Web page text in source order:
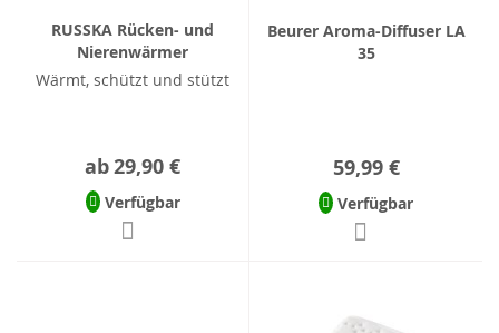
RUSSKA Rücken- und
Nierenwärmer
Wärmt, schützt und stützt
ab29,90 €
Verfügbar
Beurer Aroma-Diffuser LA
35
59,99 €
Verfügbar